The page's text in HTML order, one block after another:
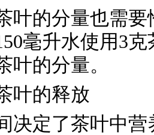
叶的分量也需
毫升水使用3
叶的分量。
叶的释放
决定了茶叶中